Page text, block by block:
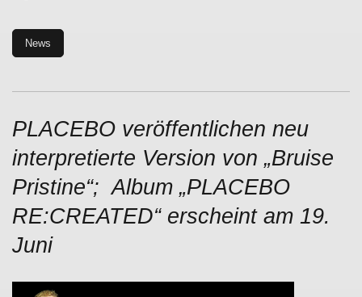
News
PLACEBO veröffentlichen neu
interpretierte Version von „Bruise
Pristine“; Album „PLACEBO
RE:CREATED“ erscheint am 19.
Juni